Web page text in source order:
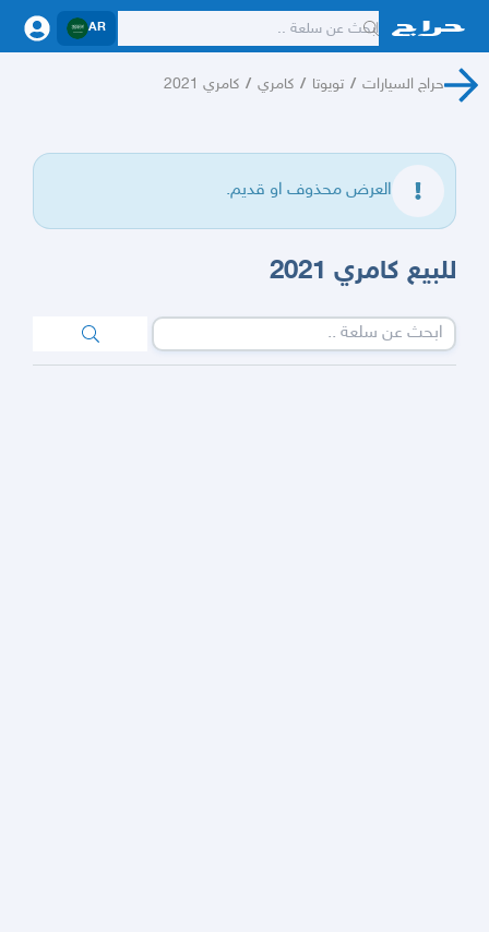
AR
حراج السيارات / تويوتا / كامري / كامري 2021
العرض محذوف او قديم.
للبيع كامري 2021